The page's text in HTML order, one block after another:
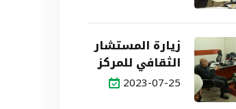
زيارة المستشار
الثقافي للمركز
2023-07-25